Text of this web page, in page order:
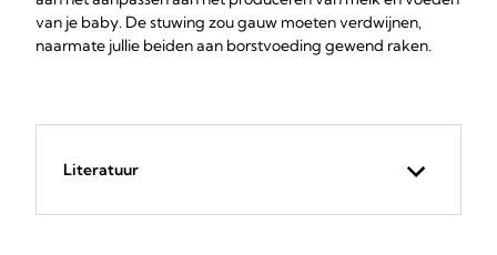
van je baby. De stuwing zou gauw moeten verdwijnen,
naarmate jullie beiden aan borstvoeding gewend raken.
Literatuur